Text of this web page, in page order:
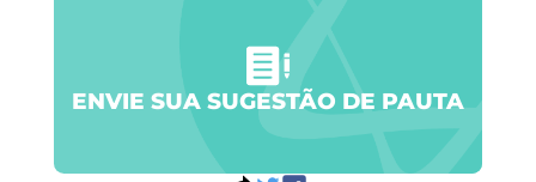
ENVIE SUA SUGESTÃO DE PAUTA